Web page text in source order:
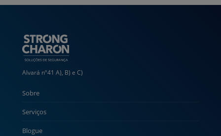
Alvará nº41 A), B) e C)
Sobre
Serviços
Blogue